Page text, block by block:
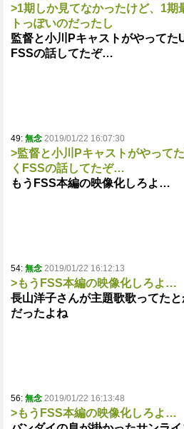
>1期しか見てなかったけど、1期
トっぽいのだったし
監督と小川Pキャストがやってた
FSSの話してたぞ…
49: 無念 2019/01/22 16:07:30
>監督と小川Pキャストがやって
くFSSの話してたぞ…
もうFSS本編の映像化しろよ…
54: 無念 2019/01/22 16:12:13
>もうFSS本編の映像化しろよ…
長山洋子さんが主題歌歌ってた
だったよね
56: 無念 2019/01/22 16:13:48
>もうFSS本編の映像化しろよ…